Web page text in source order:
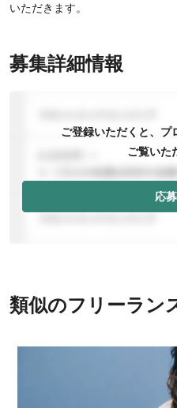
いただきます。
募集詳細情報
ご登録いただくと、プ
ご覧いた
応
類似のフリーラン